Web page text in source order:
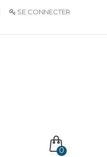
SE CONNECTER
0